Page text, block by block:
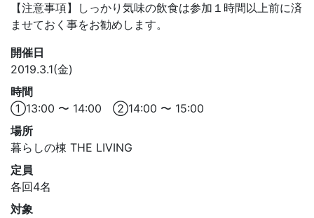
【注意事項】しっかり気味の飲食は参加１時間以上前に済
ませておく事をお勧めします。
開催日
2019.3.1(金)
時間
①13:00 〜 14:00 ②14:00 〜 15:00
場所
暮らしの棟 THE LIVING
定員
各回4名
対象